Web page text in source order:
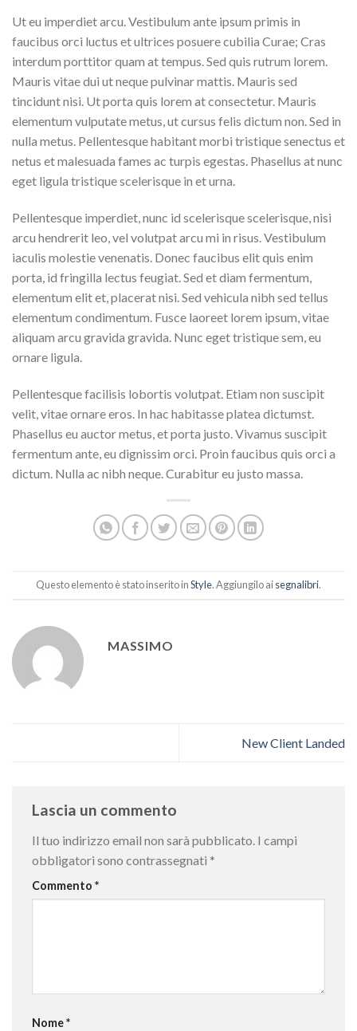
Ut eu imperdiet arcu. Vestibulum ante ipsum primis in
faucibus orci luctus et ultrices posuere cubilia Curae; Cras
interdum porttitor quam at tempus. Sed quis rutrum lorem.
Mauris vitae dui ut neque pulvinar mattis. Mauris sed
tincidunt nisi. Ut porta quis lorem at consectetur. Mauris
elementum vulputate metus, ut cursus felis dictum non. Sed in
nulla metus. Pellentesque habitant morbi tristique senectus et
netus et malesuada fames ac turpis egestas. Phasellus at nunc
eget ligula tristique scelerisque in et urna.
Pellentesque imperdiet, nunc id scelerisque scelerisque, nisi
arcu hendrerit leo, vel volutpat arcu mi in risus. Vestibulum
iaculis molestie venenatis. Donec faucibus elit quis enim
porta, id fringilla lectus feugiat. Sed et diam fermentum,
elementum elit et, placerat nisi. Sed vehicula nibh sed tellus
elementum condimentum. Fusce laoreet lorem ipsum, vitae
aliquam arcu gravida gravida. Nunc eget tristique sem, eu
ornare ligula.
Pellentesque facilisis lobortis volutpat. Etiam non suscipit
velit, vitae ornare eros. In hac habitasse platea dictumst.
Phasellus eu auctor metus, et porta justo. Vivamus suscipit
fermentum ante, eu dignissim orci. Proin faucibus quis orci a
dictum. Nulla ac nibh neque. Curabitur eu justo massa.
Questo elemento è stato inserito inStyle. Aggiungilo aisegnalibri.
MASSIMO
New Client Landed
Lascia un commento
Il tuo indirizzo email non sarà pubblicato. I campi
obbligatori sono contrassegnati *
Commento *
Nome*